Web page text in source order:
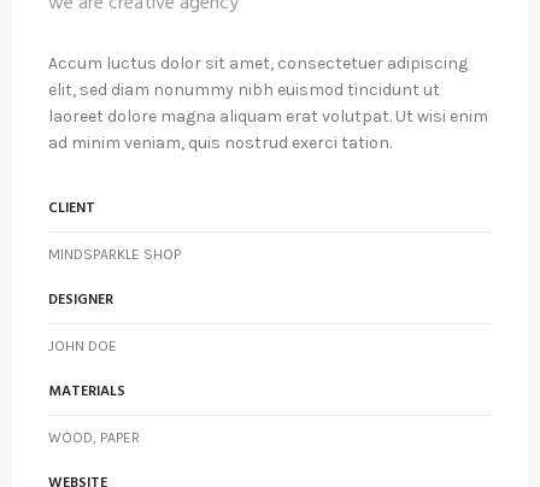
Accum luctus dolor sit amet, consectetuer adipiscing
elit, sed diam nonummy nibh euismod tincidunt ut
laoreet dolore magna aliquam erat volutpat. Ut wisi enim
ad minim veniam, quis nostrud exerci tation.
CLIENT
MINDSPARKLE SHOP
DESIGNER
JOHN DOE
MATERIALS
WOOD, PAPER